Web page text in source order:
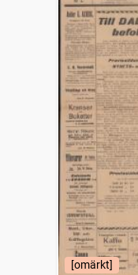
[omärkt]